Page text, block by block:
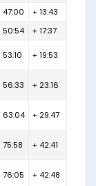
47:00
+ 13:43
50:54 + 17:37
53:10 + 19:53
56:33 + 23:16
63:04 + 29:47
75:58 + 42:41
76:05 + 42:48